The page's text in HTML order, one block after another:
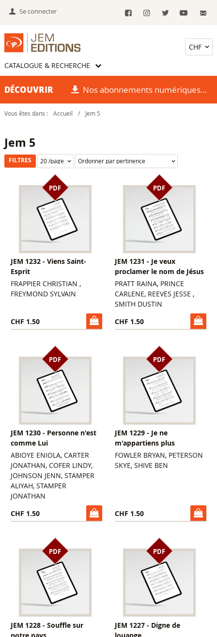
Se connecter
CATALOGUE & RECHERCHE
DÉCOUVRIR Nos abonnements numériques
Vous êtes dans : Accueil / Jem 5
Jem 5
FILTRES
PDF
JEM 1232 - Viens Saint-
Esprit
FRAPPIER CHRISTIAN ,
FREYMOND SYLVAIN
CHF 1.50
PDF
JEM 1231 - Je veux
proclamer le nom de Jésus
PRATT RAINA, PRINCE
CARLENE, REEVES JESSE ,
SMITH DUSTIN
CHF 1.50
PDF
JEM 1230 - Personne n'est
comme Lui
ABIOYE ENIOLA, CARTER
JONATHAN, COFER LINDY,
JOHNSON JENN, STAMPER
ALIYAH, STAMPER
JONATHAN
CHF 1.50
PDF
JEM 1229 - Je ne
m'appartiens plus
FOWLER BRYAN, PETERSON
SKYE, SHIVE BEN
CHF 1.50
PDF
JEM 1228 - Souffle sur
PDF
JEM 1227 - Digne de